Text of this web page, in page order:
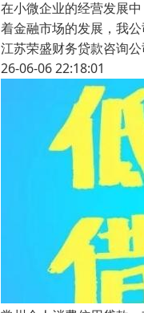
在小微企业的经营发展
着金融市场的发展，我
江苏荣盛财务贷款咨询公
26-06-06 22:18:01